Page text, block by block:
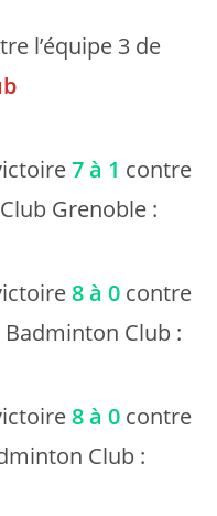
l’équipe 3 de
7 à 1 contre
Grenoble :
8 à 0 contre
Club :
8 à 0 contre
Club :